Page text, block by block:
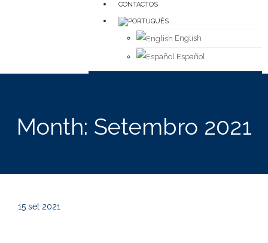
CONTACTOS
English
Español
Month: Setembro 2021
15 set 2021